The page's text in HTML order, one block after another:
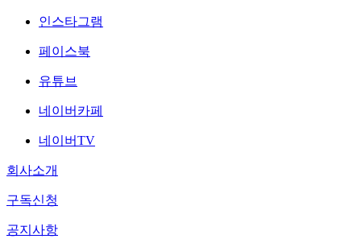
인스타그램
페이스북
유튜브
네이버카페
네이버TV
회사소개
구독신청
공지사항